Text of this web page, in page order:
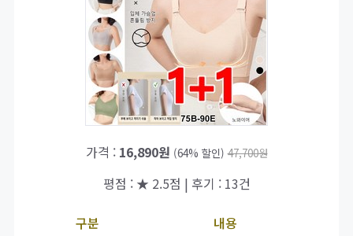
가격 : 16,890원 (64% 할인) 47,700원
평점 : ★ 2.5점 | 후기 : 13건
구분
내용